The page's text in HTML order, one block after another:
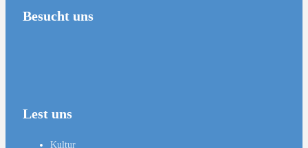
Besucht uns
Lest uns
Kultur